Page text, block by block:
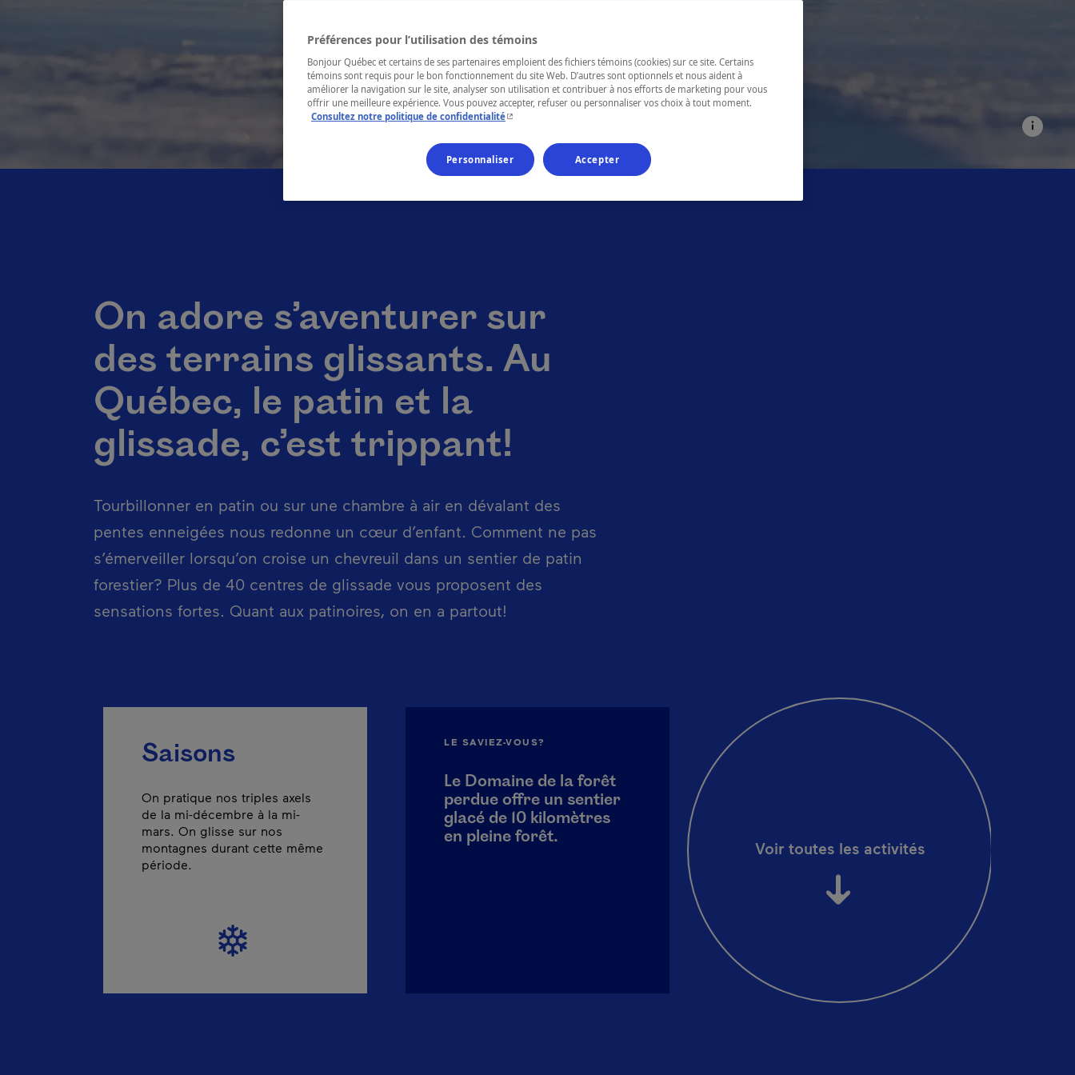
On adore s’aventurer sur
des terrains glissants. Au
Québec, le patin et la
glissade, c’est trippant!
Tourbillonner en patin ou sur une chambre à air en dévalant des
pentes enneigées nous redonne un cœur d’enfant. Comment ne pas
s’émerveiller lorsqu’on croise un chevreuil dans un sentier de patin
forestier? Plus de 40 centres de glissade vous proposent des
sensations fortes. Quant aux patinoires, on en a partout!
Saisons
On pratique nos triples axels
de la mi-décembre à la mi-
mars. On glisse sur nos
montagnes durant cette même
période.
LE SAVIEZ-VOUS?
Le Domaine de la forêt
perdue offre un sentier
glacé de 10 kilomètres
en pleine forêt.
Voir toutes les activités
Préférences pour l’utilisation des témoins
Bonjour Québec et certains de ses partenaires emploient des fichiers témoins (cookies) sur ce site. Certains
témoins sont requis pour le bon fonctionnement du site Web. D’autres sont optionnels et nous aident à
améliorer la navigation sur le site, analyser son utilisation et contribuer à nos efforts de marketing pour vous
offrir une meilleure expérience. Vous pouvez accepter, refuser ou personnaliser vos choix à tout moment.
Consultez notre politique de confidentialité- Cet hyperlien s'ouvrira dans une nouvelle fenêtre.
Personnaliser Accepter